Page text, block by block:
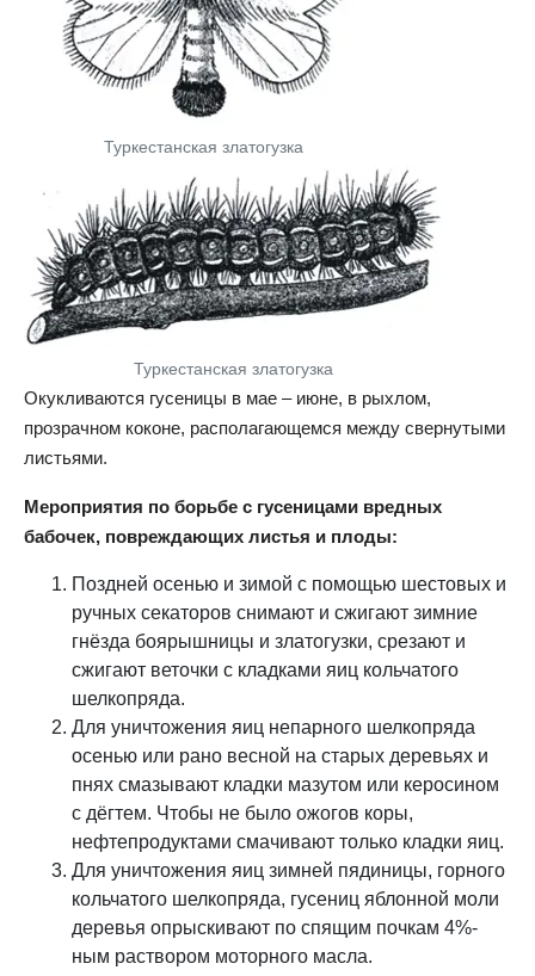
Туркестанская златогузка
Туркестанская златогузка
Окукливаются гусеницы в мае – июне, в рыхлом,
прозрачном коконе, располагающемся между свернутыми
листьями.
Мероприятия по борьбе с гусеницами вредных
бабочек, повреждающих листья и плоды:
Поздней осенью и зимой с помощью шестовых и
ручных секаторов снимают и сжигают зимние
гнёзда боярышницы и златогузки, срезают и
сжигают веточки с кладками яиц кольчатого
шелкопряда.
Для уничтожения яиц непарного шелкопряда
осенью или рано весной на старых деревьях и
пнях смазывают кладки мазутом или керосином
с дёгтем. Чтобы не было ожогов коры,
нефтепродуктами смачивают только кладки яиц.
Для уничтожения яиц зимней пядиницы, горного
кольчатого шелкопряда, гусениц яблонной моли
деревья опрыскивают по спящим почкам 4%-
ным раствором моторного масла.